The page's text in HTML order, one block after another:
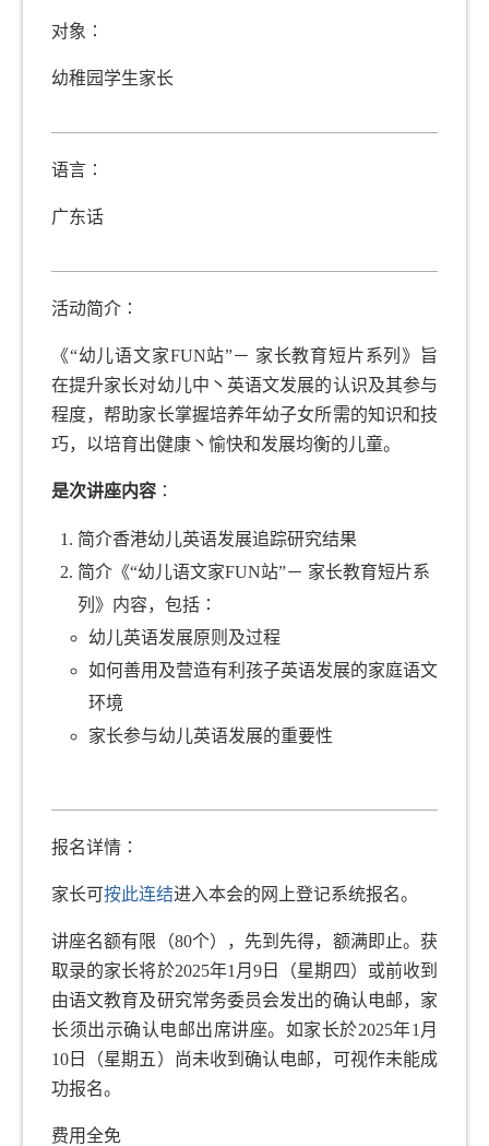
推广语文
中文项目（包括普通话）
正进行的项目
已完成的项目
英语大联盟
正进行的项目
已完成的项目
赞助项目
幼儿语文家FUN站
幼儿语文学与教资源站
学前优质英语教学计划
对象∶
幼稚园学生家长
语言∶
广东话
活动简介∶
《“幼儿语文家FUN站”－ 家长教育短片系列》旨
在提升家长对幼儿中丶英语文发展的认识及其参与
程度，帮助家长掌握培养年幼子女所需的知识和技
巧，以培育出健康丶愉快和发展均衡的儿童。
是次讲座内容 ∶
简介香港幼儿英语发展追踪研究结果
简介《“幼儿语文家FUN站”－ 家长教育短片系
列》内容，包括∶
幼儿英语发展原则及过程
如何善用及营造有利孩子英语发展的家庭语文
环境
家长参与幼儿英语发展的重要性
报名详情∶
家长可按此连结进入本会的网上登记系统报名。
讲座名额有限（80个），先到先得，额满即止。获
取录的家长将於2025年1月9日（星期四）或前收到
由语文教育及研究常务委员会发出的确认电邮，家
长须出示确认电邮出席讲座。如家长於2025年1月
10日（星期五）尚未收到确认电邮，可视作未能成
功报名。
费用全免